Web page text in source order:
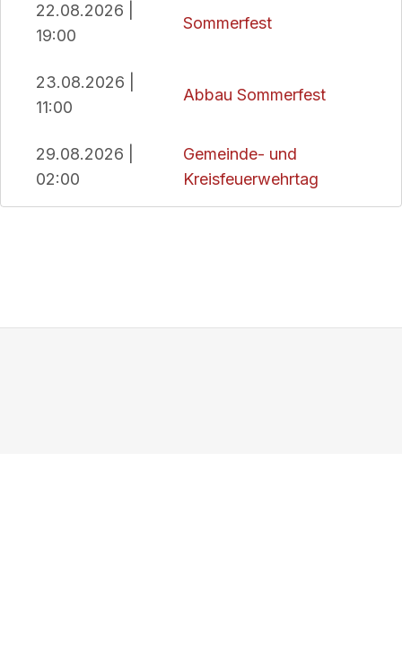
22.08.2026 |
19:00
Sommerfest
23.08.2026 |
11:00
Abbau Sommerfest
29.08.2026 |
02:00
Gemeinde- und
Kreisfeuerwehrtag